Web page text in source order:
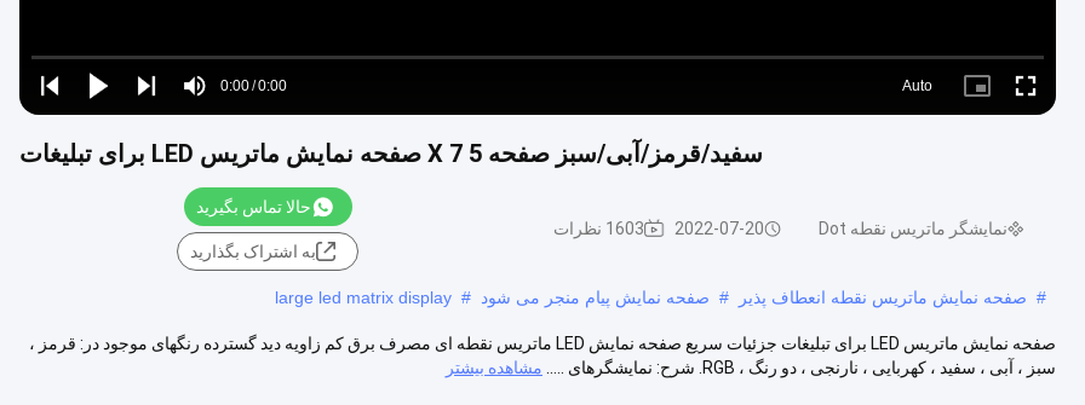
Play
Play
Play
Mute
Time
0:00/0:00
Loaded:
0%
Auto
Picture- Fullscreen
سفید/قرمز/آبی/سبز صفحه 5 X 7 صفحه نمایش ماتریس LED برای تبلیغات
نمایشگر ماتریس نقطه Dot 2022-07-20 1603 نظرات
حالا تماس بگیرید
به اشتراک بگذارید
# صفحه نمایش ماتریس نقطه انعطاف پذیر # صفحه نمایش پیام منجر می شود #
large led matrix display
صفحه نمایش ماتریس LED برای تبلیغات جزئیات سریع صفحه نمایش LED ماتریس نقطه ای مصرف برق کم زاویه دید گسترده رنگهای موجود در: قرمز ،
سبز ، آبی ، سفید ، کهربایی ، نارنجی ، دو رنگ ، RGB. شرح: نمایشگرهای .....
مشاهده بیشتر